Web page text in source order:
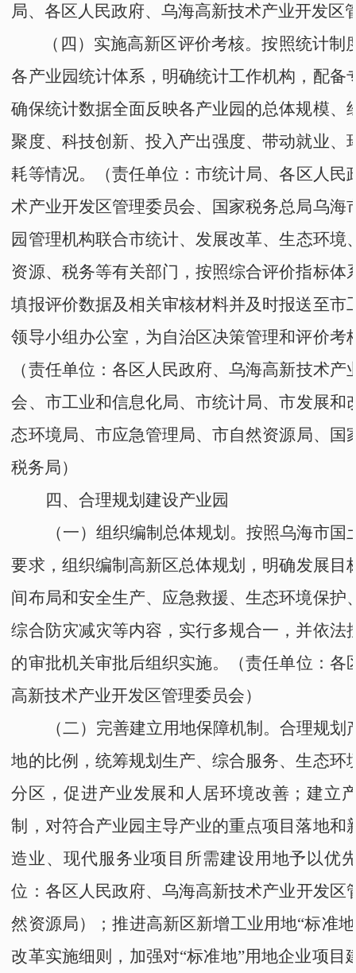
局、各区人民政府、乌海高新技术产业开发区
（四）实施高新区评价考核。按照统计制
各产业园统计体系，明确统计工作机构，配备
确保统计数据全面反映各产业园的总体规模、
聚度、科技创新、投入产出强度、带动就业、
耗等情况。
（责任单位：市统计局、各区人民
术产业开发区管理委员会、 国家税务总局乌海
园 管理机构联合市统计、 发展改革、生态环境
资源、税务等有关部门，按照综合评价指标体
填报评价数据及相关审核材料并及时报送至市
领导小组办公室，为自治区决策管理和评价考
（责任单位： 各区人民政府、乌海高新技术产
会、 市工业和信息化局、市统计局、市发展和
态环境局、 市应急管理局、市自然资源局、
国
税务局）
四、合理规划建设产业园
（一）组织编制总体规划。按照乌海市国
要求，组织编制 高新区总体规划，明确发展目
间布局和安全生产、应急救援、生态环境保护
综合防灾减灾等内容，实行多规合一，并依法
的审批机关审批后组织实施。
（责任单位： 各
高新技术产业开发区管理委员会）
（二）完善建立用地保障机制。合理规划
地的比例，统筹规划生产、综合服务、生态环
分区，促进产业发展和人居环境改善；建立
制，对符合产业园主导产业的重点项目落地和
造业、现代服务业项目所需建设用地予以优
位： 各区人民政府、乌海高新技术产业开发区
然资源局）；推进高新区新增工业用地“标准地
改革实施细则，加强对“标准地”用地企业项目